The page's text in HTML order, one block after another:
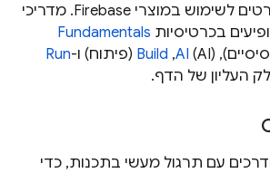
עבודה מפורטים לשימוש במוצרי Firebase. מדריכי
Fundamentals
AI (AI),‏
Build (פיתוח) ו-Run
העליון של הדף.
עם תרגול מעשי בתכנות, כדי